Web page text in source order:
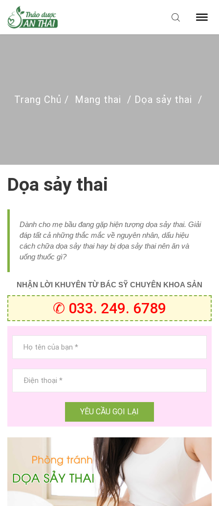
Trang Chủ / Mang thai / Dọa sảy thai /
Dọa sảy thai
Dành cho mẹ bầu đang gặp hiện tượng dọa sảy thai. Giải
đáp tất cả những thắc mắc về nguyên nhân, dấu hiệu
cách chữa dọa sảy thai hay bị dọa sảy thai nên ăn và
uống thuốc gì?
NHẬN LỜI KHUYÊN TỪ BÁC SỸ CHUYÊN KHOA SẢN
✆ 033. 249. 6789
YÊU CẦU GỌI LẠI